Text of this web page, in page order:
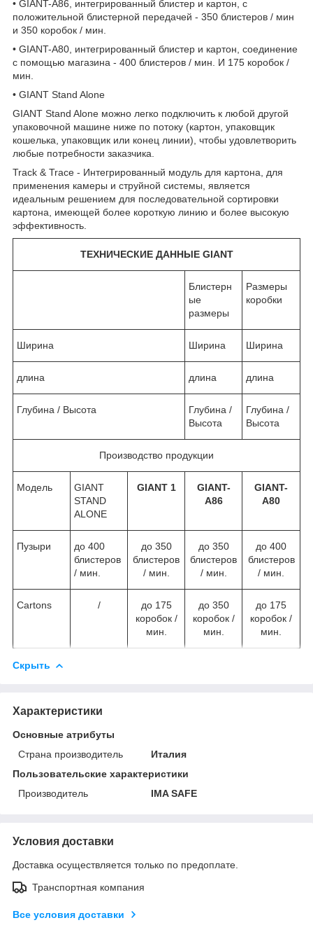
• GIANT-A86, интегрированный блистер и картон, с
положительной блистерной передачей - 350 блистеров / мин
и 350 коробок / мин.
• GIANT-A80, интегрированный блистер и картон, соединение
с помощью магазина - 400 блистеров / мин. И 175 коробок /
мин.
• GIANT Stand Alone
GIANT Stand Alone можно легко подключить к любой другой
упаковочной машине ниже по потоку (картон, упаковщик
кошелька, упаковщик или конец линии), чтобы удовлетворить
любые потребности заказчика.
Track & Trace - Интегрированный модуль для картона, для
применения камеры и струйной системы, является
идеальным решением для последовательной сортировки
картона, имеющей более короткую линию и более высокую
эффективность.
ТЕХНИЧЕСКИЕ ДАННЫЕ GIANT
Блистерн
ые
размеры
Размеры
коробки
Ширина Ширина Ширина
длина длина длина
Глубина / Высота
Глубина /
Высота
Глубина /
Высота
Производство продукции
Модель
GIANT
STAND
ALONE
GIANT 1
GIANT-
A86
GIANT-
A80
Пузыри
до 400
блистеров
/ мин.
до 350
блистеров
/ мин.
до 350
блистеров
/ мин.
до 400
блистеров
/ мин.
Cartons /
до 175
коробок /
мин.
до 350
коробок /
мин.
до 175
коробок /
мин.
Скрыть
Характеристики
Основные атрибуты
Страна производитель
Италия
Пользовательские характеристики
Производитель
IMA SAFE
Условия доставки
Доставка осуществляется только по предоплате.
Транспортная компания
Все условия доставки